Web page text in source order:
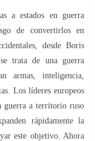
a estados en guerra
de convertirlos en
desde Boris
trata de una guerra
armas, inteligencia,
Los líderes europeos
guerra a territorio ruso
rápidamente la
este objetivo. Ahora